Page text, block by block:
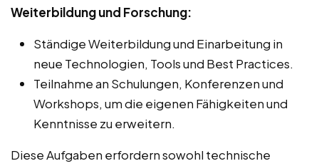
Weiterbildung und Forschung:
Ständige Weiterbildung und Einarbeitung in
neue Technologien, Tools und Best Practices.
Teilnahme an Schulungen, Konferenzen und
Workshops, um die eigenen Fähigkeiten und
Kenntnisse zu erweitern.
Diese Aufgaben erfordern sowohl technische